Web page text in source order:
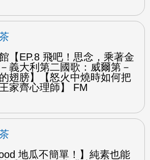
【EP.8 飛吧！思念，乘著金
義大利第二國歌：威爾第－
翅膀】【怒火中燒時如何把
家齊心理師】 FM
地瓜不簡單！】純素也能